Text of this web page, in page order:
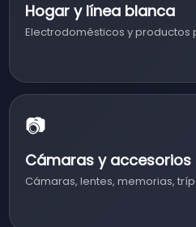
Hogar y línea blanca
Electrodomésticos y productos
📷
Cámaras y accesorios
Cámaras, lentes, memorias,